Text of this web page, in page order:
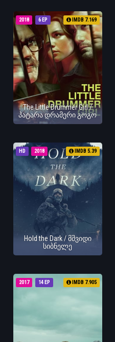
6 EP
2018 IMDB 7.169
The Little Drummer Girl /
პატარა დრამერი გოგო
HD 2018 IMDB 5.39
Hold the Dark / მშვიდი
სიბნელე
14 EP
2017 IMDB 7.905